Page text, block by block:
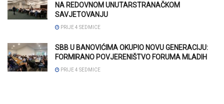
NA REDOVNOM UNUTARSTRANAČKOM
SAVJETOVANJU
PRIJE 4 SEDMICE
SBB U BANOVIĆIMA OKUPIO NOVU GENERACIJU:
FORMIRANO POVJERENIŠTVO FORUMA MLADIH
PRIJE 4 SEDMICE